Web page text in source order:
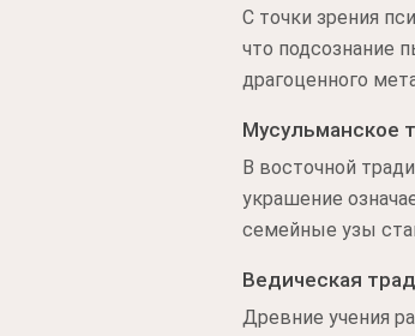
С точки зрения
что подсознание
драгоценного
Мусульманское
В восточной
украшение
семейные узы
Ведическая
Древние учения